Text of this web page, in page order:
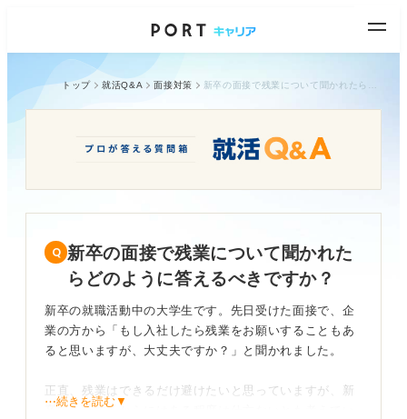
トップ 就活Q&A 面接対策
新卒の面接で残業について聞かれた
らどのように答えるべきですか？
新卒の就職活動中の大学生です。先日受けた面接で、企
業の方から「もし入社したら残業をお願いすることもあ
ると思いますが、大丈夫ですか？」と聞かれました。
正直、残業はできるだけ避けたいと思っていますが、新
卒で入社するからにはある程度は仕方ないとも考えてい
⋯続きを読む▼